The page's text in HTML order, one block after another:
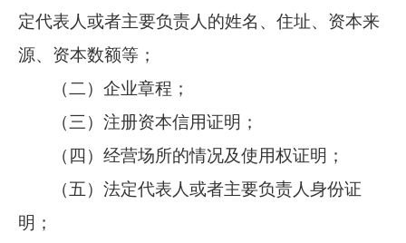
定代表人或者主要负责人的姓名、住址、资本来
源、资本数额等；
（二）企业章程；
（三）注册资本信用证明；
（四）经营场所的情况及使用权证明；
（五）法定代表人或者主要负责人身份证
明；